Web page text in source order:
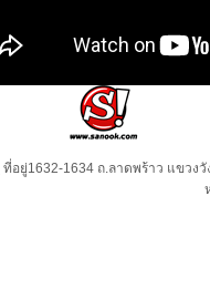
ที่อยู่1632-1634 ถ.ลาดพร้าว แขวง